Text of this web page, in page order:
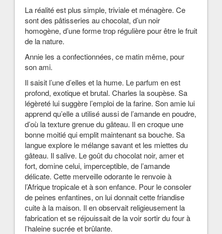
La réalité est plus simple, triviale et ménagère. Ce
sont des pâtisseries au chocolat, d’un noir
homogène, d’une forme trop régulière pour être le fruit
de la nature.
Annie les a confectionnées, ce matin même, pour
son ami.
Il saisit l’une d’elles et la hume. Le parfum en est
profond, exotique et brutal. Charles la soupèse. Sa
légèreté lui suggère l’emploi de la farine. Son amie lui
apprend qu’elle a utilisé aussi de l’amande en poudre,
d’où la texture grenue du gâteau. Il en croque une
bonne moitié qui emplit maintenant sa bouche. Sa
langue explore le mélange savant et les miettes du
gâteau. Il salive. Le goût du chocolat noir, amer et
fort, domine celui, imperceptible, de l’amande
délicate. Cette merveille odorante le renvoie à
l’Afrique tropicale et à son enfance. Pour le consoler
de peines enfantines, on lui donnait cette friandise
cuite à la maison. Il en observait religieusement la
fabrication et se réjouissait de la voir sortir du four à
l’haleine sucrée et brûlante.